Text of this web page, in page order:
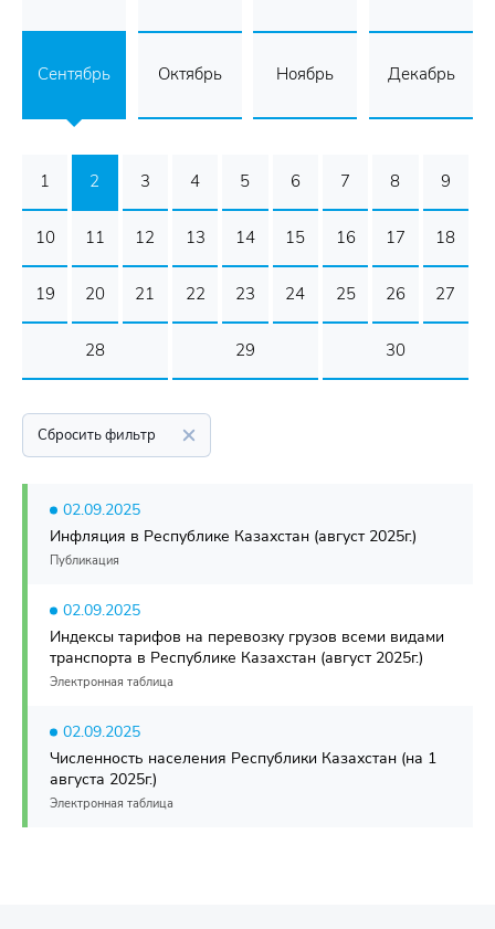
Сентябрь Октябрь Ноябрь Декабрь
1 2 3 4 5 6 7 8 9
10 11 12 13 14 15 16 17 18
19 20 21 22 23 24 25 26 27
28 29 30
Сбросить фильтр
02.09.2025
Инфляция в Республике Казахстан (август 2025г.)
Публикация
02.09.2025
Индексы тарифов на перевозку грузов всеми видами
транспорта в Республике Казахстан (август 2025г.)
Электронная таблица
02.09.2025
Численность населения Республики Казахстан (на 1
августа 2025г.)
Электронная таблица